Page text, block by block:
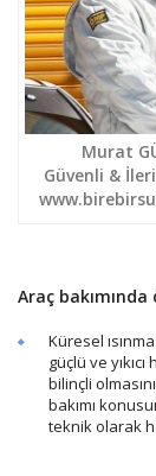
Murat
Güvenli &
Araç
Küresel
güçlü ve
bilinçli
bakımı
teknik olarak